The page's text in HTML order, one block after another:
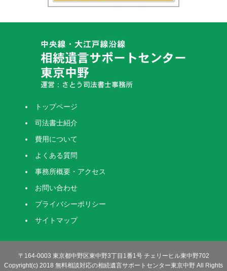
トップページ
司法書士紹介
費用について
よくある質問
事務所概要・アクセス
お問い合わせ
プライバシーポリシー
サイトマップ
〒164-0003 東京都中野区東中野3丁目1番1号 チェリーヒル東中野702
Copyright(c) 2018 無料相談対応の相続遺言サポートセンター東京中野 All Rights